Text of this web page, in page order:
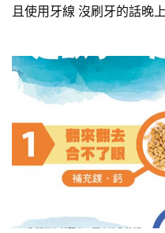
且使用牙線 沒刷牙的話晚